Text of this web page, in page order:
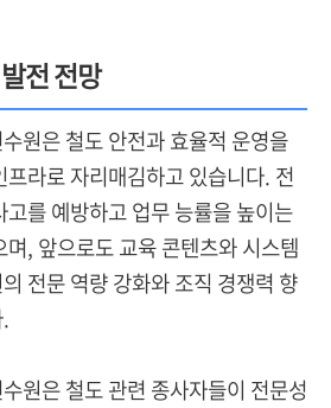
전 전망
원은 철도 안전과 효율적 운영을
라로 자리매김하고 있습니다. 전
를 예방하고 업무 능률을 높이는
, 앞으로도 교육 콘텐츠와 시스템
전문 역량 강화와 조직 경쟁력 향
원은 철도 관련 종사자들이 전문성